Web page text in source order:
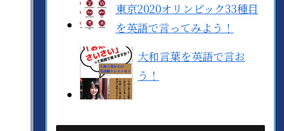
東京2020オリンピック33種目
を英語で言ってみよう！
大和言葉を英語で言お
う！